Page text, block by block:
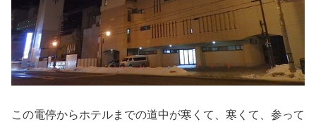
この電停からホテルまでの道中が寒くて、寒くて、参って